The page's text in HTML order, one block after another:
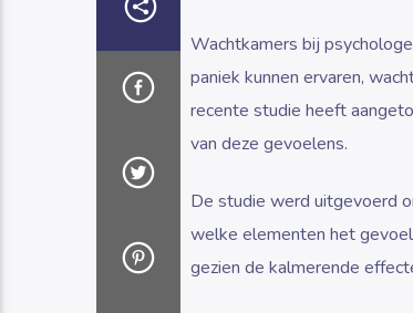
Wachtkamers bij
paniek kunnen ervaren,
recente studie heeft
van deze gevoelens.
De studie werd uitgevoerd
welke elementen het gevoel
gezien de kalmerende